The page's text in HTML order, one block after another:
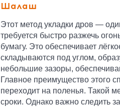
Шалаш
Этот метод укладки дров —
требуется быстро разжечь
бумагу. Это обеспечивает
складываются под углом,
небольшие зазоры,
Главное преимущество этого
переходит на поленья. Такой
сроки. Однако важно следить